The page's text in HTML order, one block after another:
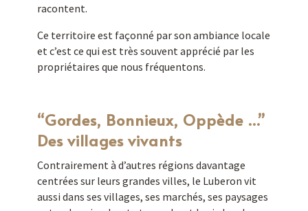
racontent.
Ce territoire est façonné par son ambiance locale
et c’est ce qui est très souvent apprécié par les
propriétaires que nous fréquentons.
“Gordes, Bonnieux, Oppède …”
Des villages vivants
Contrairement à d’autres régions davantage
centrées sur leurs grandes villes, le Luberon vit
aussi dans ses villages, ses marchés, ses paysages